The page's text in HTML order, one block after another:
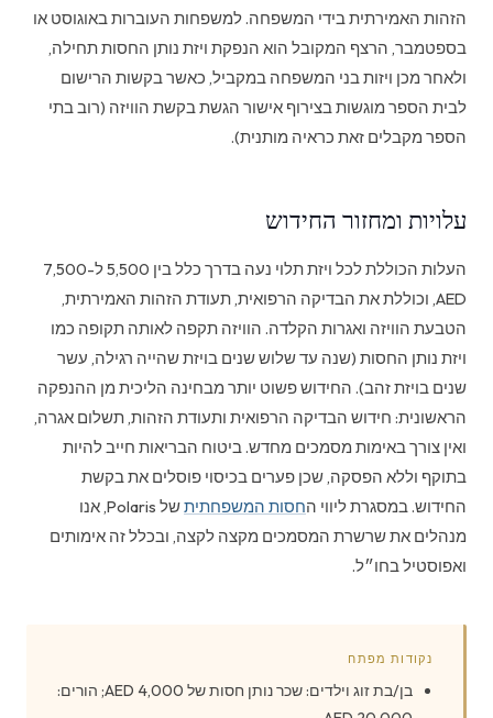
הזהות האמירתית בידי המשפחה. למשפחות העוברות באוגוסט או
בספטמבר, הרצף המקובל הוא הנפקת ויזת נותן החסות תחילה,
ולאחר מכן ויזות בני המשפחה במקביל, כאשר בקשות הרישום
לבית הספר מוגשות בצירוף אישור הגשת בקשת הוויזה (רוב בתי
הספר מקבלים זאת כראיה מותנית).
עלויות ומחזור החידוש
העלות הכוללת לכל ויזת תלוי נעה בדרך כלל בין 5,500 ל-7,500
AED, וכוללת את הבדיקה הרפואית, תעודת הזהות האמירתית,
הטבעת הוויזה ואגרות הקלדה. הוויזה תקפה לאותה תקופה כמו
ויזת נותן החסות (שנה עד שלוש שנים בויזת שהייה רגילה, עשר
שנים בויזת זהב). החידוש פשוט יותר מבחינה הליכית מן ההנפקה
הראשונית: חידוש הבדיקה הרפואית ותעודת הזהות, תשלום אגרה,
ואין צורך באימות מסמכים מחדש. ביטוח הבריאות חייב להיות
בתוקף וללא הפסקה, שכן פערים בכיסוי פוסלים את בקשת
החידוש. במסגרת ליווי החסות המשפחתית
של Polaris, אנו
מנהלים את שרשרת המסמכים מקצה לקצה, ובכלל זה אימותים
ואפוסטיל בחו״ל.
נקודות מפתח
בן/בת זוג וילדים: שכר נותן חסות של 4,000 AED; הורים: